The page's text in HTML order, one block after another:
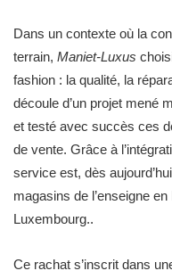
Vadino
CEO
Luxus
–
copyright
Kristof
Dans un contexte où la
terrain, Maniet-Luxus
fashion : la qualité, la
découle d’un projet mené
et testé avec succès ces
de vente. Grâce à
service est, dès
magasins de l’enseigne
Luxembourg..
Ce rachat s’inscrit dans